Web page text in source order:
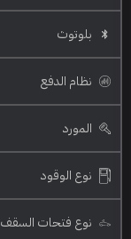
بلوتوث
نظام الدفع
المورد
نوع الوقود
نوع فتحات السقف